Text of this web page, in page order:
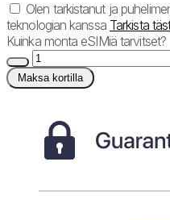
Olen tarkistanut ja
teknologian kanssa Tarkista
Kuinka monta eSIMiä tarvitset?
Maksa kortilla